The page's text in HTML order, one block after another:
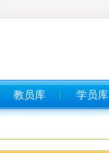
教员库 学员库